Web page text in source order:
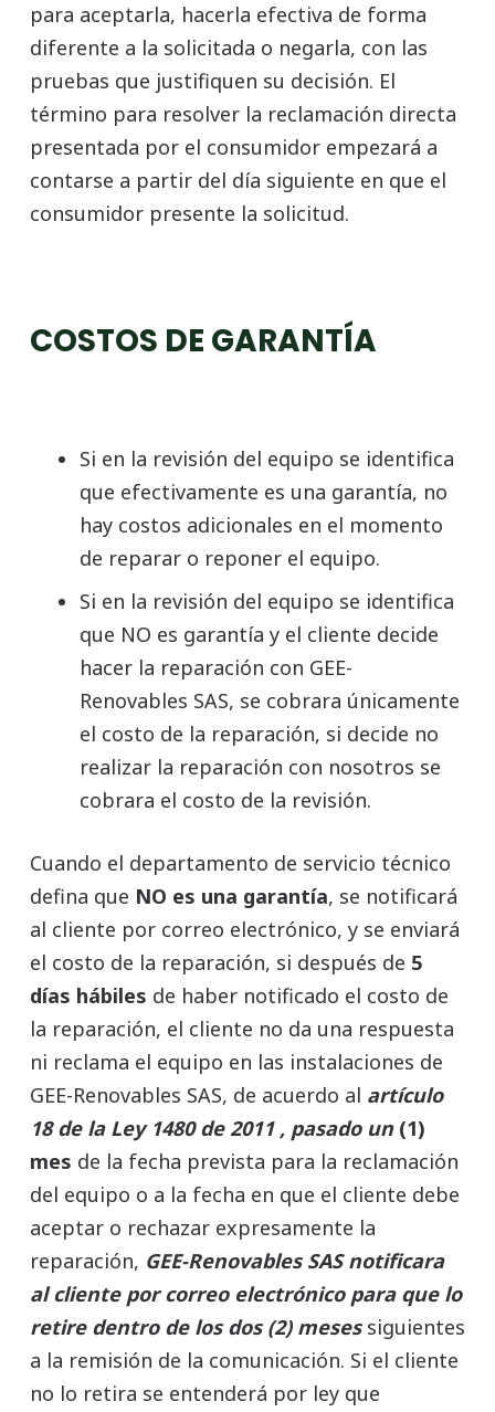
para aceptarla, hacerla efectiva de forma
diferente a la solicitada o negarla, con las
pruebas que justifiquen su decisión. El
término para resolver la reclamación directa
presentada por el consumidor empezará a
contarse a partir del día siguiente en que el
consumidor presente la solicitud.
COSTOS DE GARANTÍA
Si en la revisión del equipo se identifica
que efectivamente es una garantía, no
hay costos adicionales en el momento
de reparar o reponer el equipo.
Si en la revisión del equipo se identifica
que NO es garantía y el cliente decide
hacer la reparación con GEE-
Renovables SAS, se cobrara únicamente
el costo de la reparación, si decide no
realizar la reparación con nosotros se
cobrara el costo de la revisión.
Cuando el departamento de servicio técnico
defina que NO es una garantía, se notificará
al cliente por correo electrónico, y se enviará
el costo de la reparación, si después de 5
días hábiles de haber notificado el costo de
la reparación, el cliente no da una respuesta
ni reclama el equipo en las instalaciones de
GEE-Renovables SAS, de acuerdo al artículo
18 de la Ley 1480 de 2011 , pasado un(1)
mes de la fecha prevista para la reclamación
del equipo o a la fecha en que el cliente debe
aceptar o rechazar expresamente la
reparación, GEE-Renovables SAS notificara
al cliente por correo electrónico para que lo
retire dentro de los dos (2) mesessiguientes
a la remisión de la comunicación. Si el cliente
no lo retira se entenderá por ley que